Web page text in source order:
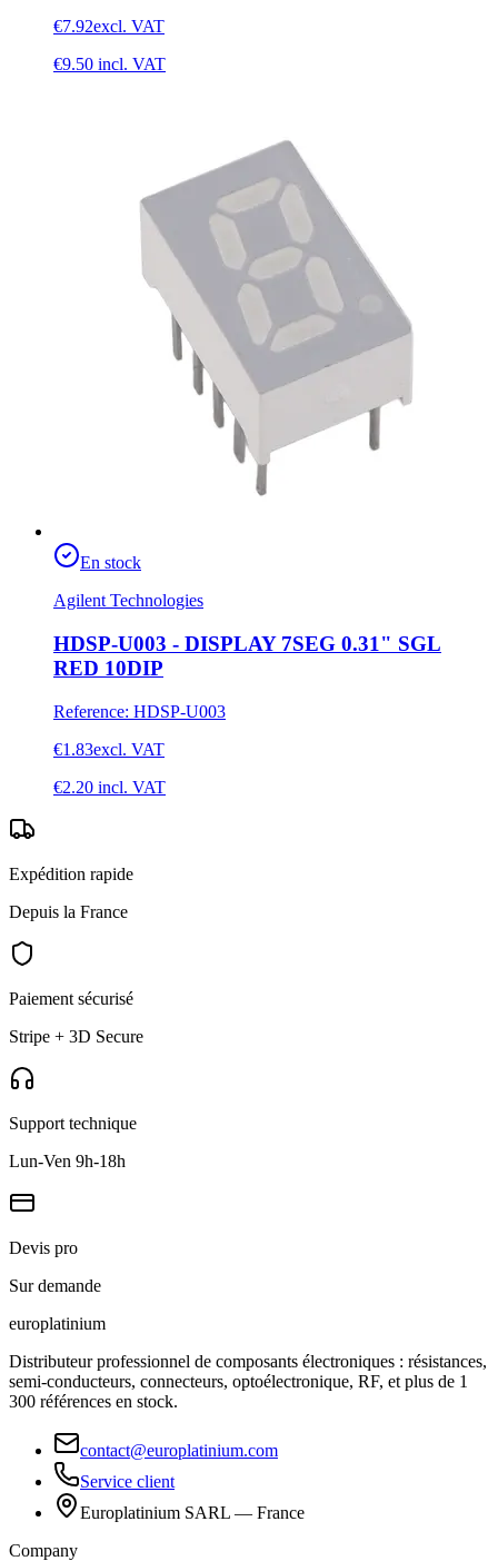
€7.92excl. VAT
€9.50 incl. VAT
En stock
Agilent Technologies
HDSP-U003 - DISPLAY 7SEG 0.31" SGL
RED 10DIP
Reference: HDSP-U003
€1.83excl. VAT
€2.20 incl. VAT
Expédition rapide
Depuis la France
Paiement sécurisé
Stripe + 3D Secure
Support technique
Lun-Ven 9h-18h
Devis pro
Sur demande
europlatinium
Distributeur professionnel de composants électroniques : résistances,
semi-conducteurs, connecteurs, optoélectronique, RF, et plus de 1
300 références en stock.
contact@europlatinium.com
Service client
Europlatinium SARL — France
Company